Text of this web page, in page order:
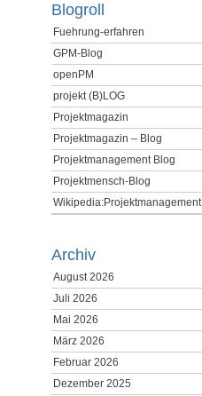
Blogroll
Fuehrung-erfahren
GPM-Blog
openPM
projekt (B)LOG
Projektmagazin
Projektmagazin – Blog
Projektmanagement Blog
Projektmensch-Blog
Wikipedia:Projektmanagement
Archiv
August 2026
Juli 2026
Mai 2026
März 2026
Februar 2026
Dezember 2025